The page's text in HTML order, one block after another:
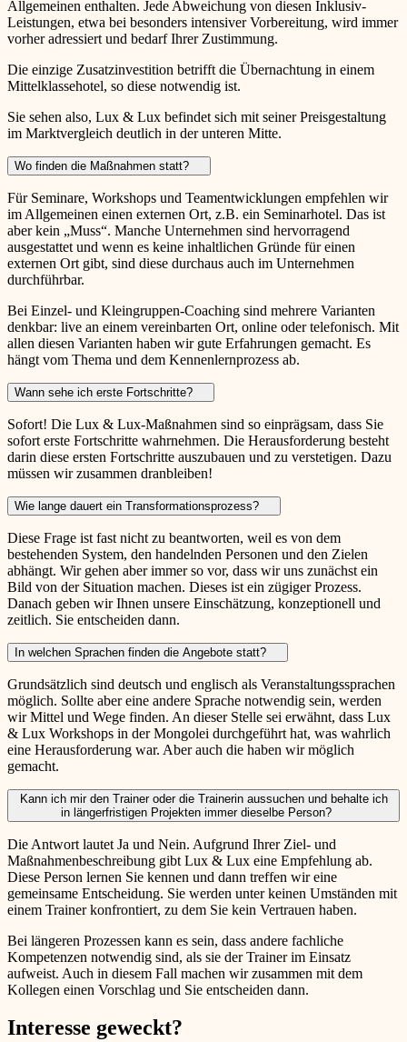
Allgemeinen enthalten. Jede Abweichung von diesen Inklusiv-
Leistungen, etwa bei besonders intensiver Vorbereitung, wird immer
vorher adressiert und bedarf Ihrer Zustimmung.
Die einzige Zusatzinvestition betrifft die Übernachtung in einem
Mittelklassehotel, so diese notwendig ist.
Sie sehen also, Lux & Lux befindet sich mit seiner Preisgestaltung
im Marktvergleich deutlich in der unteren Mitte.
Wo finden die Maßnahmen statt?
Für Seminare, Workshops und Teamentwicklungen empfehlen wir
im Allgemeinen einen externen Ort, z.B. ein Seminarhotel. Das ist
aber kein „Muss“. Manche Unternehmen sind hervorragend
ausgestattet und wenn es keine inhaltlichen Gründe für einen
externen Ort gibt, sind diese durchaus auch im Unternehmen
durchführbar.
Bei Einzel- und Kleingruppen-Coaching sind mehrere Varianten
denkbar: live an einem vereinbarten Ort, online oder telefonisch. Mit
allen diesen Varianten haben wir gute Erfahrungen gemacht. Es
hängt vom Thema und dem Kennenlernprozess ab.
Wann sehe ich erste Fortschritte?
Sofort! Die Lux & Lux-Maßnahmen sind so einprägsam, dass Sie
sofort erste Fortschritte wahrnehmen. Die Herausforderung besteht
darin diese ersten Fortschritte auszubauen und zu verstetigen. Dazu
müssen wir zusammen dranbleiben!
Wie lange dauert ein Transformationsprozess?
Diese Frage ist fast nicht zu beantworten, weil es von dem
bestehenden System, den handelnden Personen und den Zielen
abhängt. Wir gehen aber immer so vor, dass wir uns zunächst ein
Bild von der Situation machen. Dieses ist ein zügiger Prozess.
Danach geben wir Ihnen unsere Einschätzung, konzeptionell und
zeitlich. Sie entscheiden dann.
In welchen Sprachen finden die Angebote statt?
Grundsätzlich sind deutsch und englisch als Veranstaltungssprachen
möglich. Sollte aber eine andere Sprache notwendig sein, werden
wir Mittel und Wege finden. An dieser Stelle sei erwähnt, dass Lux
& Lux Workshops in der Mongolei durchgeführt hat, was wahrlich
eine Herausforderung war. Aber auch die haben wir möglich
gemacht.
Kann ich mir den Trainer oder die Trainerin aussuchen und behalte ich
in längerfristigen Projekten immer dieselbe Person?
Die Antwort lautet Ja und Nein. Aufgrund Ihrer Ziel- und
Maßnahmenbeschreibung gibt Lux & Lux eine Empfehlung ab.
Diese Person lernen Sie kennen und dann treffen wir eine
gemeinsame Entscheidung. Sie werden unter keinen Umständen mit
einem Trainer konfrontiert, zu dem Sie kein Vertrauen haben.
Bei längeren Prozessen kann es sein, dass andere fachliche
Kompetenzen notwendig sind, als sie der Trainer im Einsatz
aufweist. Auch in diesem Fall machen wir zusammen mit dem
Kollegen einen Vorschlag und Sie entscheiden dann.
Interesse geweckt?